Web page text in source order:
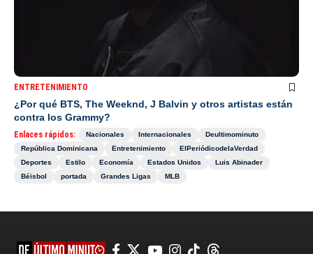
ENTRETENIMIENTO
¿Por qué BTS, The Weeknd, J Balvin y otros artistas están
contra los Grammy?
Enlaces rápidos: Nacionales Internacionales
Deultimominuto
República Dominicana
Entretenimiento
ElPeriódicodelaVerdad
Deportes
Estilo Economía Estados Unidos
Luis Abinader
Béisbol
portada Grandes Ligas MLB